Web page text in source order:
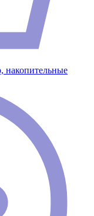
накопительные